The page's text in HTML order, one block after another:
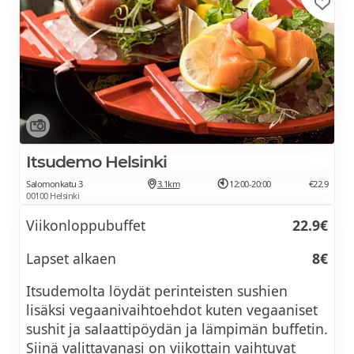
Voit myös nauttia viinejä tai juhlistaa
brunssia kuohuviinillä
Meiltä löytyy myös alkoholittomia
juomavaihtoehtoja
Erikoisruokavaliot pyritään ottamaan
mahdollisimman hyvin huomioon
Kahvilamme vastaavat mielellään
tiedusteluihin erikoisruokavalioista
tuotteita
Brunssihinnat
Kahvilla/teellä
26.9€
Itsudemo Helsinki
Salomonkatu 3
00100 Helsinki
3.1km 12:00-20:00 €22.9
Viikonloppubuffet
22.9€
Lapset alkaen
8€
Itsudemolta löydät perinteisten sushien
lisäksi vegaanivaihtoehdot kuten vegaaniset
sushit ja salaattipöydän ja lämpimän buffetin.
Siinä valittavanasi on viikottain vaihtuvat